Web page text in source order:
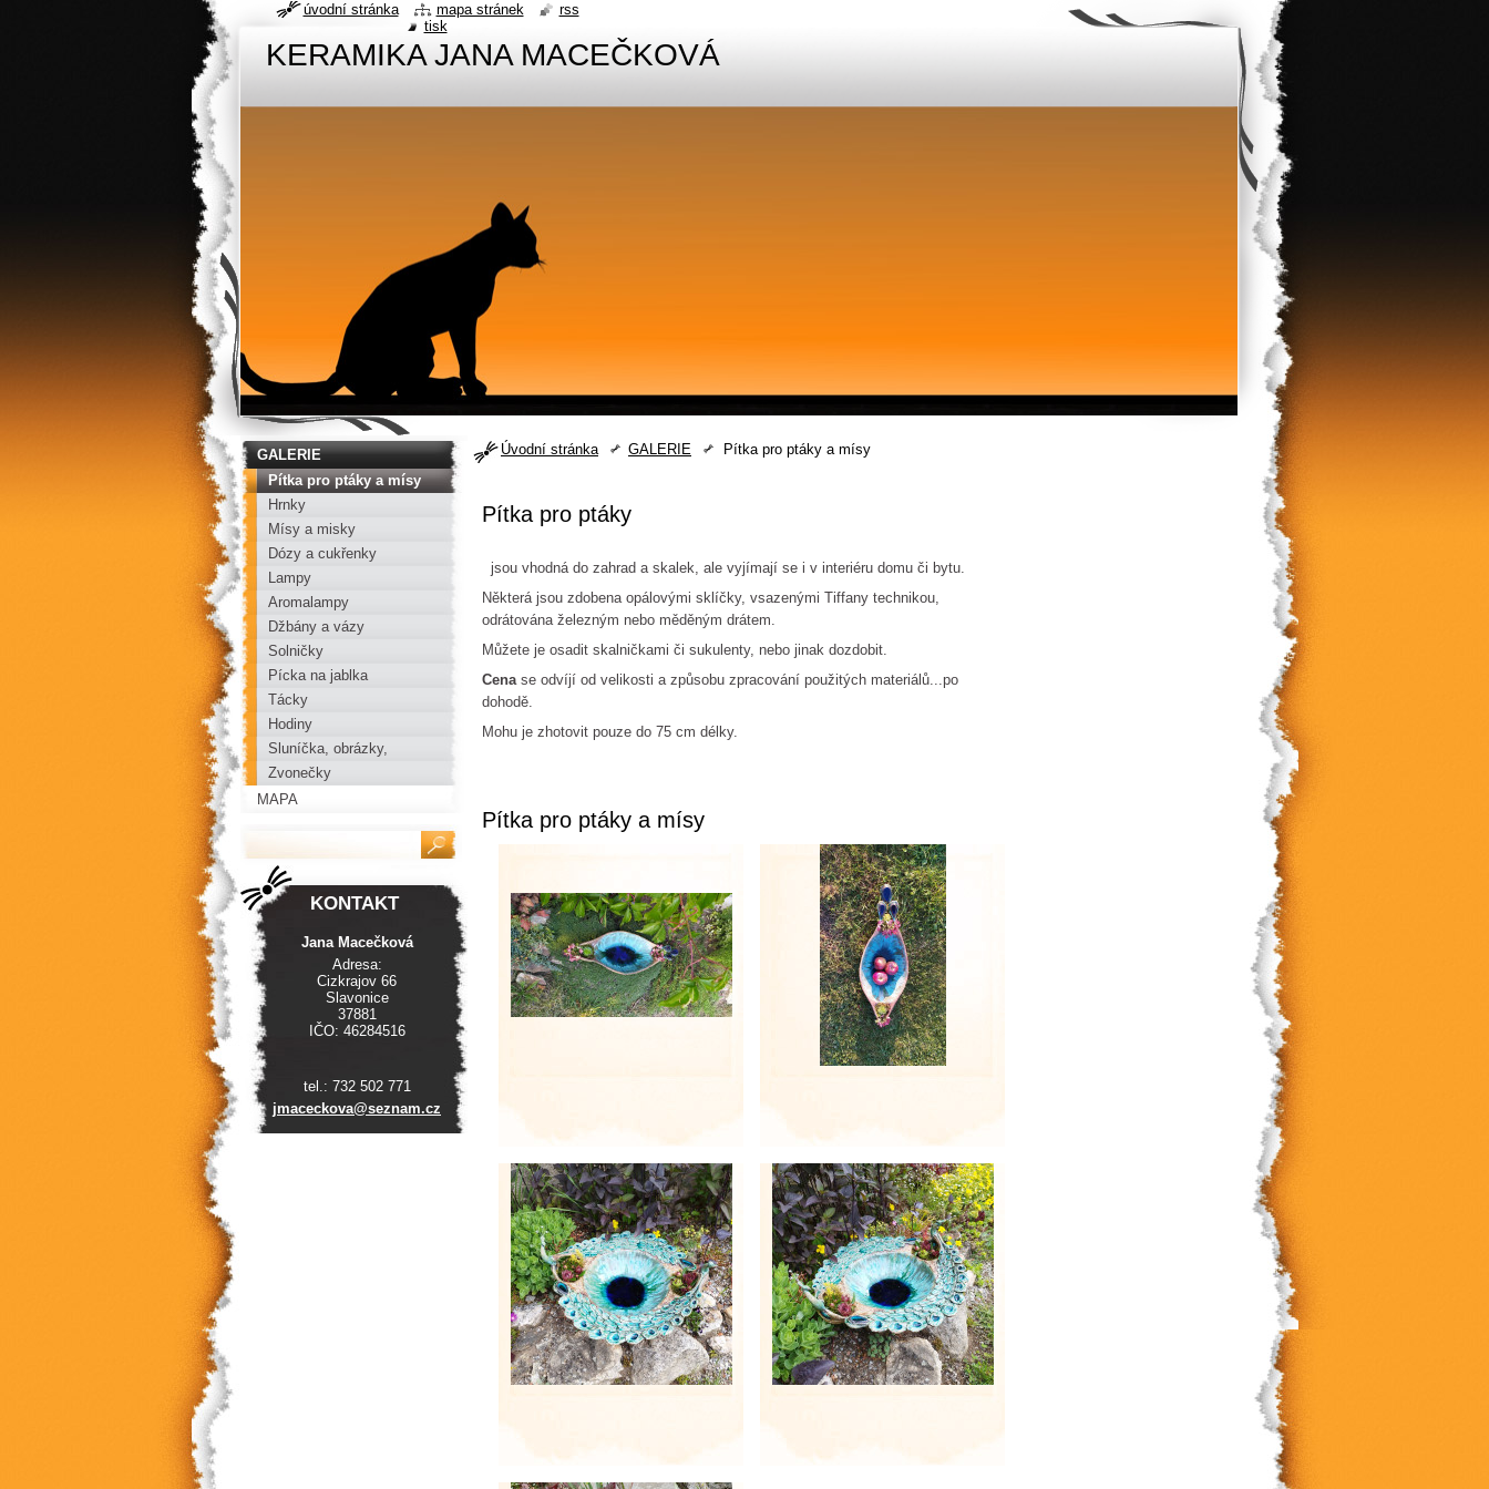
KERAMIKA JANA MACEČKOVÁ
Úvodní stránka GALERIE Pítka pro ptáky a mísy
Pítka pro ptáky
jsou vhodná do zahrad a skalek, ale vyjímají se i v interiéru domu či bytu.
Některá jsou zdobena opálovými sklíčky, vsazenými Tiffany technikou,
odrátována železným nebo měděným drátem.
Můžete je osadit skalničkami či sukulenty, nebo jinak dozdobit.
Cenase odvíjí od velikosti a způsobu zpracování použitých materiálů...po
dohodě.
Mohu je zhotovit pouze do 75 cm délky.
Pítka pro ptáky a mísy
GALERIE
Pítka pro ptáky a mísy
Hrnky
Mísy a misky
Dózy a cukřenky
Lampy
Aromalampy
Džbány a vázy
Solničky
Pícka na jablka
Tácky
Hodiny
Sluníčka, obrázky,
mandaly
Zvonečky
MAPA
KONTAKT
Jana Macečková
Adresa:
Cizkrajov 66
Slavonice
37881
IČO: 46284516
tel.: 732 502 771
jmaceckova@seznam.cz
úvodní stránka mapa stránek
rss
tisk